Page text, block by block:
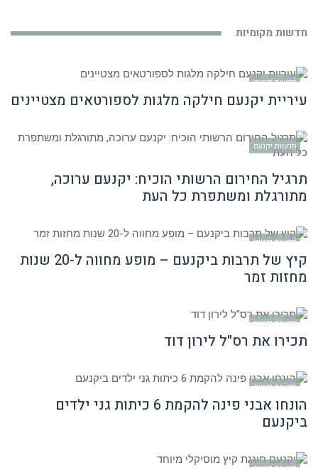
חדשות מקומיות
חדשות יקנעם
עיריית יקנעם חילקה מלגות לספורטאים מצטיינים
חדשות יקנעם
תרגיל החירום הרשותי הוכיח: יקנעם ערוכה,
מתורגלת ומשתפרת כל העת
חדשות יקנעם
קיץ של תרבות ביקנעם – מופע מחווה ל-20 שנות
מחזות זמר
חדשות יקנעם
תכירו את רס"ל לירון דוד
חדשות יקנעם
הונחו אבני פינה להקמת 6 כיתות גני ילדים
ביקנעם
חדשות יקנעם